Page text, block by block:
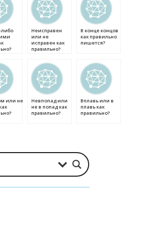
Неисправен
или не
исправен как
правильно?
В конце концов
как правильно
пишется?
или не
Невпопад или
не в попад как
правильно?
Вплавь или в
плавь как
правильно?